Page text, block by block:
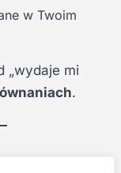
w Twoim
„wydaje mi
.